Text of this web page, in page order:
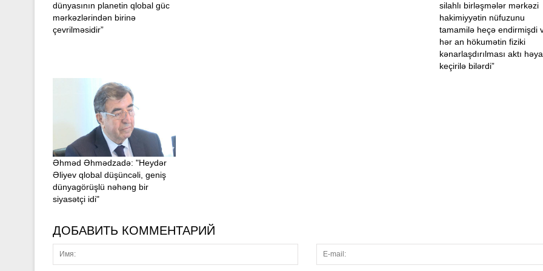
dünyasının planetin qlobal güc
mərkəzlərindən birinə
çevrilməsidir”
silahlı birləşmələr mərkəzi
hakimiyyətin nüfuzunu
tamamilə heçə endirmişdi
hər an hökumətin fiziki
kənarlaşdırılması aktı
keçirilə bilərdi”
Əhməd Əhmədzadə: "Heydər
Əliyev qlobal düşüncəli, geniş
dünyagörüşlü nəhəng bir
siyasətçi idi"
ДОБАВИТЬ КОММЕНТАРИЙ